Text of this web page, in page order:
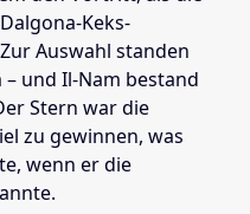
Keks-
Auswahl standen
– und Il-Nam bestand
Stern war die
zu gewinnen, was
wenn er die